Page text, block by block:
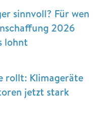
sinnvoll? Für wen
2026
lohnt
rollt: Klimageräte
jetzt stark